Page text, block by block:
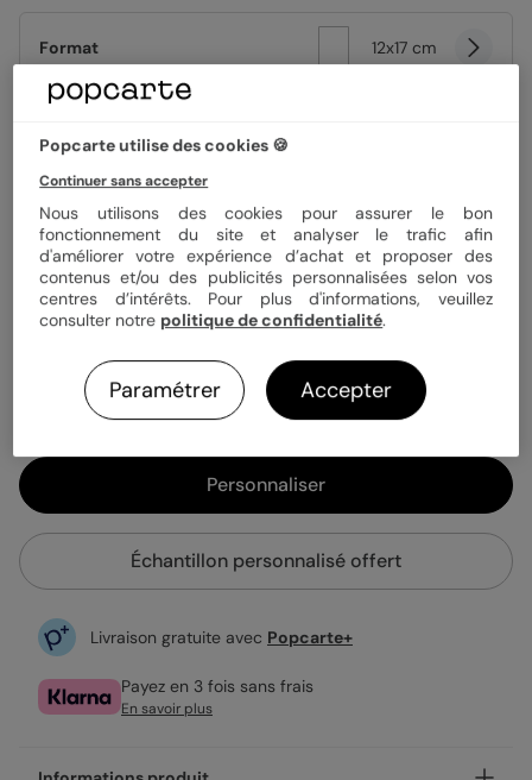
Format 12x17 cm
Papier
Quantité Échantillon personnalisé
1,15 €
Fabrication française
Expédition rapide en 24h
Personnaliser
Échantillon personnalisé offert
Livraison gratuite avec Popcarte+
Payez en 3 fois sans frais
En savoir plus
Popcarte utilise des cookies 🍪
Continuer sans accepter
Nous utilisons des cookies pour assurer le bon
fonctionnement du site et analyser le trafic afin
d'améliorer votre expérience d’achat et proposer des
contenus et/ou des publicités personnalisées selon vos
centres d’intérêts. Pour plus d'informations, veuillez
consulter notre politique de confidentialité.
Paramétrer Accepter